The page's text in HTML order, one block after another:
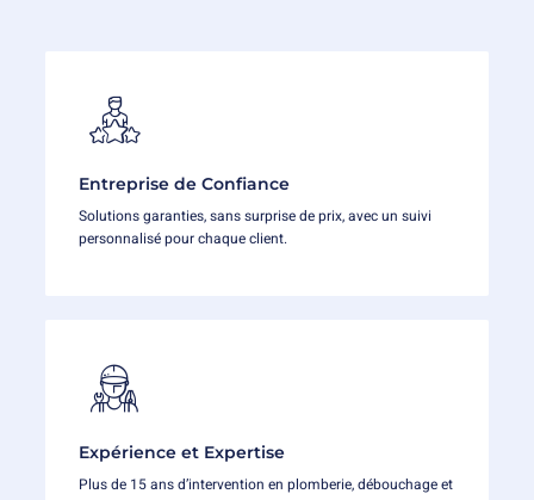
Entreprise de Confiance
Solutions garanties, sans surprise de prix, avec un suivi
personnalisé pour chaque client.
Expérience et Expertise
Plus de 15 ans d’intervention en plomberie, débouchage et